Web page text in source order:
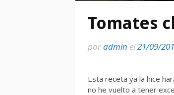
Tomates
poradmin el21/09/
Esta receta ya la hice
no he vuelto a tener